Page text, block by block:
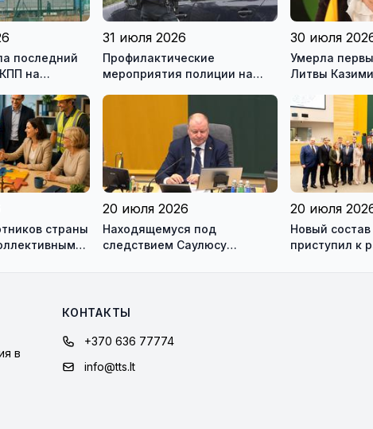
последний
на
31 июля 2026
Профилактические
мероприятия полиции на
30 июля
Умерла
Литвы
страны
20 июля 2026
Находящемуся под
следствием Саулюсу
20 июля
Новый
приступил к
в
КОНТАКТЫ
+370 636 77774
info@tts.lt